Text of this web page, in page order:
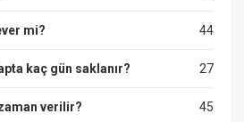
44
mi?
27
kaç gün saklanır?
45
verilir?